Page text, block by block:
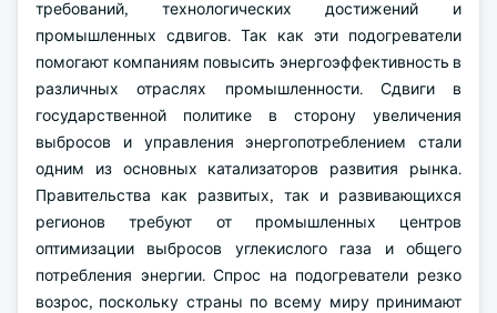
требований, технологических достижений и
промышленных сдвигов. Так как эти подогреватели
помогают компаниям повысить энергоэффективность в
различных отраслях промышленности. Сдвиги в
государственной политике в сторону увеличения
выбросов и управления энергопотреблением стали
одним из основных катализаторов развития рынка.
Правительства как развитых, так и развивающихся
регионов требуют от промышленных центров
оптимизации выбросов углекислого газа и общего
потребления энергии. Спрос на подогреватели резко
возрос, поскольку страны по всему миру принимают